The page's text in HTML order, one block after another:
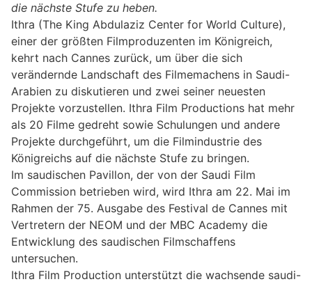
die nächste Stufe zu heben.
Ithra (The King Abdulaziz Center for World Culture),
einer der größten Filmproduzenten im Königreich,
kehrt nach Cannes zurück, um über die sich
verändernde Landschaft des Filmemachens in Saudi-
Arabien zu diskutieren und zwei seiner neuesten
Projekte vorzustellen. Ithra Film Productions hat mehr
als 20 Filme gedreht sowie Schulungen und andere
Projekte durchgeführt, um die Filmindustrie des
Königreichs auf die nächste Stufe zu bringen.
Im saudischen Pavillon, der von der Saudi Film
Commission betrieben wird, wird Ithra am 22. Mai im
Rahmen der 75. Ausgabe des Festival de Cannes mit
Vertretern der NEOM und der MBC Academy die
Entwicklung des saudischen Filmschaffens
untersuchen.
Ithra Film Production unterstützt die wachsende saudi-